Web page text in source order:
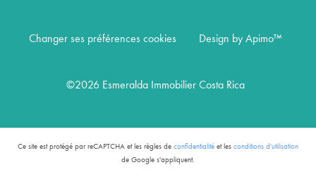
Changer ses préférences cookies Design by Apimo™
©2026 Esmeralda Immobilier Costa Rica
Ce site est protégé par reCAPTCHA et les règles de confidentialité et les conditions d'utilisation
de Google s'appliquent.